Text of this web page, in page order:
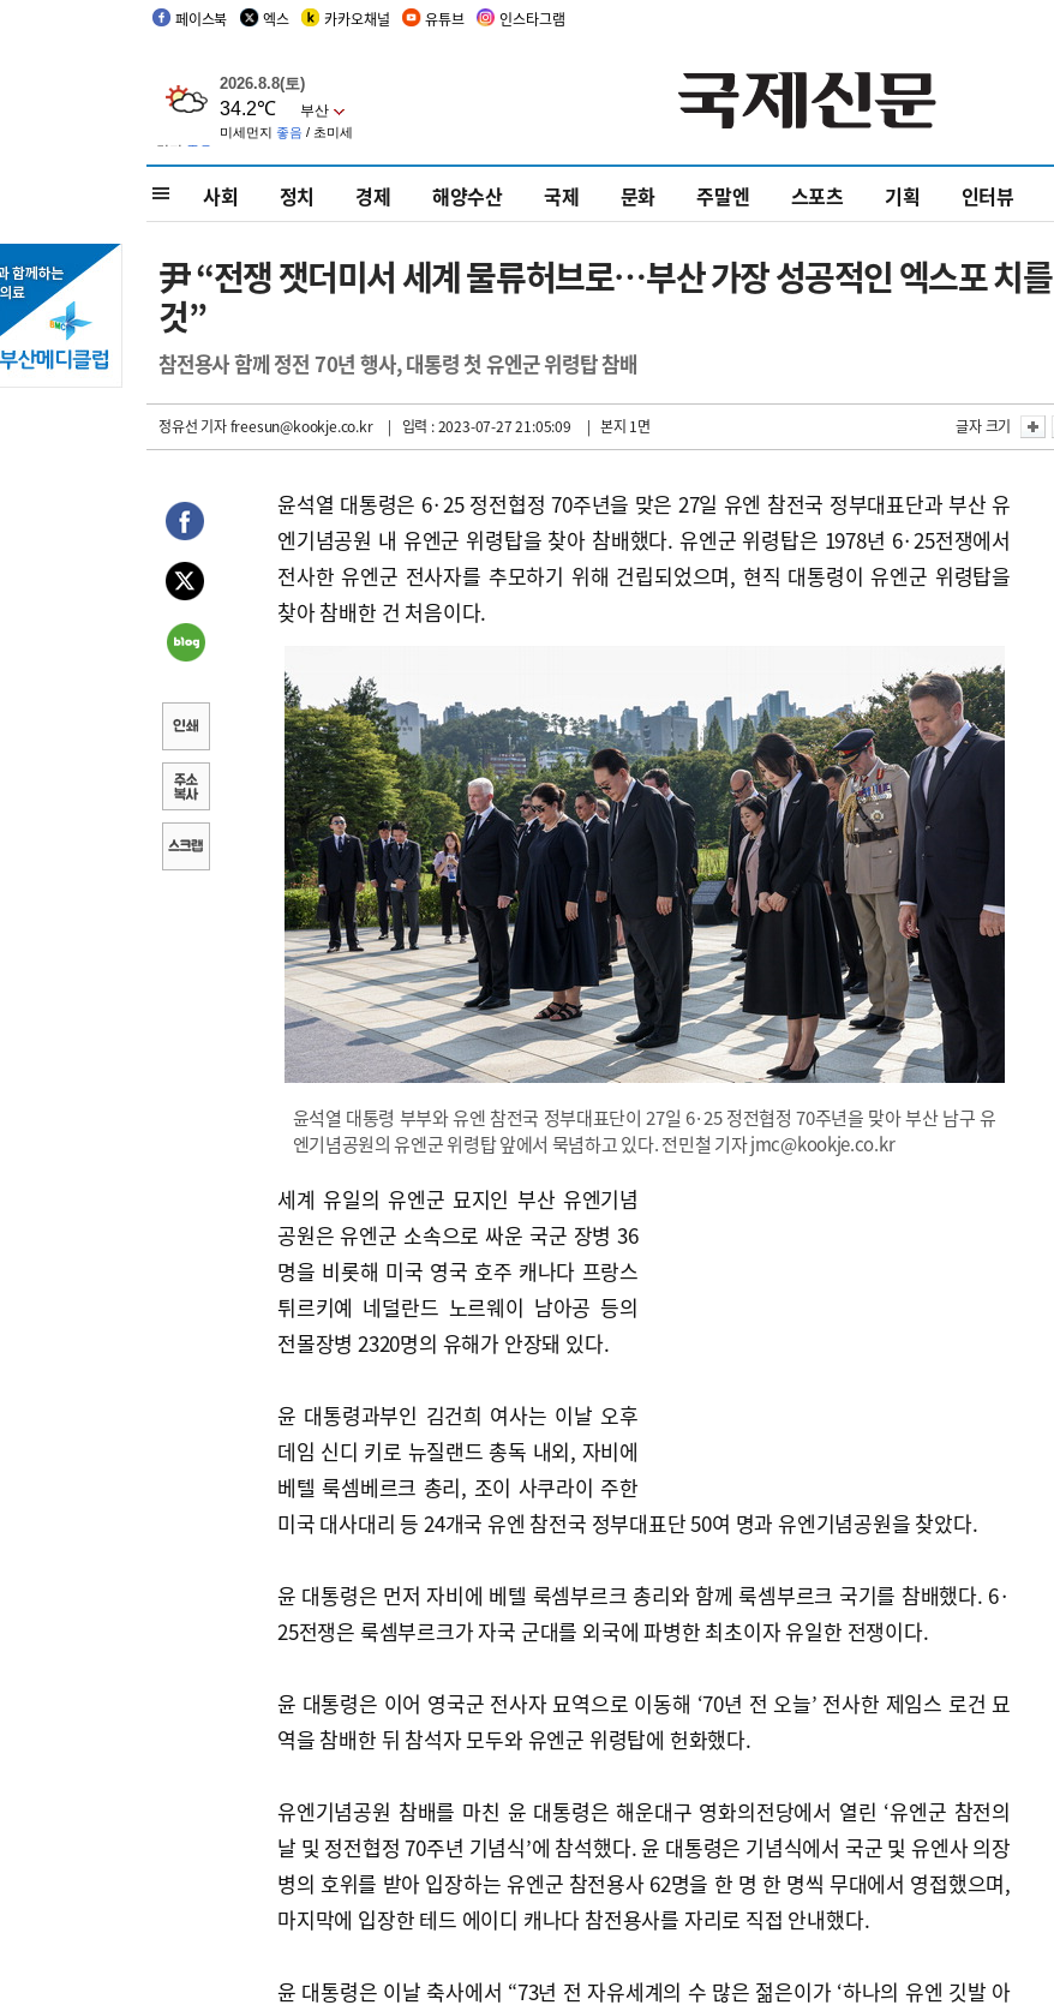
페이스북 엑스 카카오채널 유튜브 인스타그램
사회 정치 경제 해양수산 국제 문화 주말엔 스포츠 기획 인터뷰
尹 “전쟁 잿더미서 세계 물류허브로…부산 가장 성공적인 엑스포 치를
것”
참전용사 함께 정전 70년 행사, 대통령 첫 유엔군 위령탑 참배
정유선 기자freesun@kookje.co.kr | 입력 : 2023-07-27 21:05:09 | 본지 1면 글자 크기
윤석열 대통령은 6·25 정전협정 70주년을 맞은 27일 유엔 참전국 정부대표단과 부산 유
엔기념공원 내 유엔군 위령탑을 찾아 참배했다. 유엔군 위령탑은 1978년 6·25전쟁에서
전사한 유엔군 전사자를 추모하기 위해 건립되었으며, 현직 대통령이 유엔군 위령탑을
찾아 참배한 건 처음이다.
윤석열 대통령 부부와 유엔 참전국 정부대표단이 27일 6·25 정전협정 70주년을 맞아 부산 남구 유
엔기념공원의 유엔군 위령탑 앞에서 묵념하고 있다. 전민철 기자 jmc@kookje.co.kr
세계 유일의 유엔군 묘지인 부산 유엔기념
공원은 유엔군 소속으로 싸운 국군 장병 36
명을 비롯해 미국 영국 호주 캐나다 프랑스
튀르키예 네덜란드 노르웨이 남아공 등의
전몰장병 2320명의 유해가 안장돼 있다.
윤 대통령과부인 김건희 여사는 이날 오후
데임 신디 키로 뉴질랜드 총독 내외, 자비에
베텔 룩셈베르크 총리, 조이 사쿠라이 주한
미국 대사대리 등 24개국 유엔 참전국 정부대표단 50여 명과 유엔기념공원을 찾았다.
윤 대통령은 먼저 자비에 베텔 룩셈부르크 총리와 함께 룩셈부르크 국기를 참배했다. 6·
25전쟁은 룩셈부르크가 자국 군대를 외국에 파병한 최초이자 유일한 전쟁이다.
윤 대통령은 이어 영국군 전사자 묘역으로 이동해 ‘70년 전 오늘’ 전사한 제임스 로건 묘
역을 참배한 뒤 참석자 모두와 유엔군 위령탑에 헌화했다.
유엔기념공원 참배를 마친 윤 대통령은 해운대구 영화의전당에서 열린 ‘유엔군 참전의
날 및 정전협정 70주년 기념식’에 참석했다. 윤 대통령은 기념식에서 국군 및 유엔사 의장
병의 호위를 받아 입장하는 유엔군 참전용사 62명을 한 명 한 명씩 무대에서 영접했으며,
마지막에 입장한 테드 에이디 캐나다 참전용사를 자리로 직접 안내했다.
윤 대통령은 이날 축사에서 “73년 전 자유세계의 수 많은 젊은이가 ‘하나의 유엔 깃발 아